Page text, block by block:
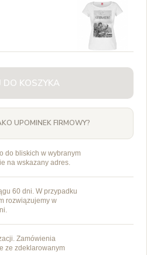
DO KOSZYKA
UPOMINEK FIRMOWY?
do bliskich w wybranym
na wskazany adres.
60 dni. W przypadku
rozwiązujemy w
Zamówienia
ze zdeklarowanym